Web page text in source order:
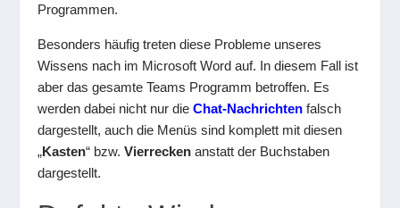
Programmen.
Besonders häufig treten diese Probleme unseres
Wissens nach im Microsoft Word auf. In diesem Fall ist
aber das gesamte Teams Programm betroffen. Es
werden dabei nicht nur dieChat-Nachrichten falsch
dargestellt, auch die Menüs sind komplett mit diesen
„Kasten“ bzw.Vierreckenanstatt der Buchstaben
dargestellt.